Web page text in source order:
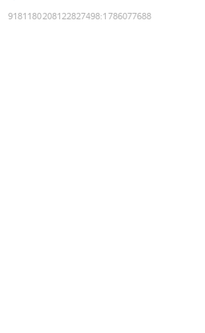
9181180208122827498:1786077688